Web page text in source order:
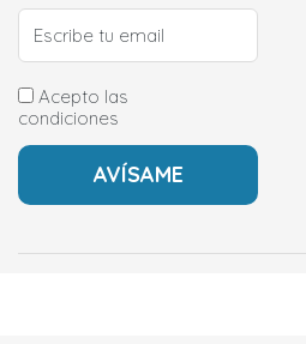
Acepto las
condiciones